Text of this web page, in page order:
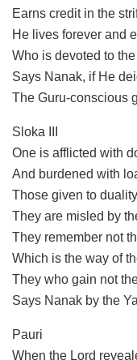
Earns credit in the
He lives forever and
Who is devoted to
Says Nanak, if He
The Guru-conscious
Sloka III
One is afflicted with
And burdened with
Those given to
They are misled by
They remember not
Which is the way of
They who gain not
Says Nanak by the
Pauri
When the Lord